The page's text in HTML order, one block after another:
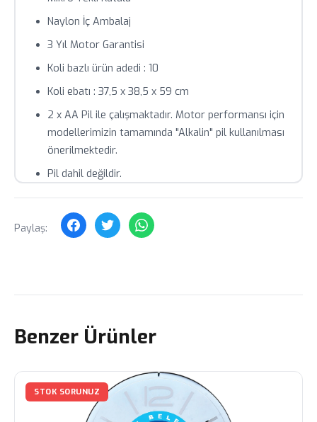
Naylon İç Ambalaj
3 Yıl Motor Garantisi
Koli bazlı ürün adedi : 10
Koli ebatı : 37,5 x 38,5 x 59 cm
2 x AA Pil ile çalışmaktadır. Motor performansı için
modellerimizin tamamında "Alkalin" pil kullanılması
önerilmektedir.
Pil dahil değildir.
Önemli Bilgilendirme ;Duvar saatleri hazır
stoklu ürünler değildir , sipariş üzerine üretim
gerçekleştirilmektedir.
Paylaş:
Benzer Ürünler
STOK SORUNUZ